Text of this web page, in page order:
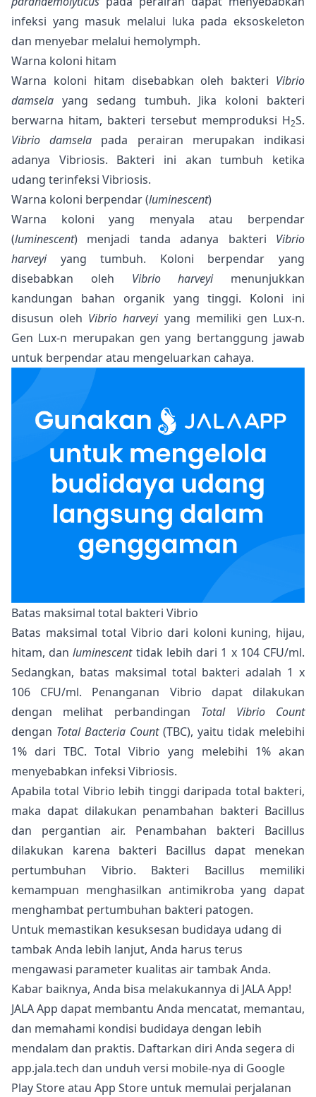
infeksi yang masuk melalui luka pada eksoskeleton
dan menyebar melalui hemolymph.
Warna koloni hitam
Warna koloni hitam disebabkan oleh bakteri Vibrio
damsela yang sedang tumbuh. Jika koloni bakteri
berwarna hitam, bakteri tersebut memproduksi H2S.
Vibrio damsela pada perairan merupakan indikasi
adanya Vibriosis. Bakteri ini akan tumbuh ketika
udang terinfeksi Vibriosis.
Warna koloni berpendar (luminescent)
Warna koloni yang menyala atau berpendar
(luminescent) menjadi tanda adanya bakteri Vibrio
harveyiyang tumbuh. Koloni berpendar yang
disebabkan oleh Vibrio harveyimenunjukkan
kandungan bahan organik yang tinggi. Koloni ini
disusun oleh Vibrio harveyiyang memiliki gen Lux-n.
Gen Lux-n merupakan gen yang bertanggung jawab
untuk berpendar atau mengeluarkan cahaya.
Batas maksimal total bakteri Vibrio
Batas maksimal total Vibrio dari koloni kuning, hijau,
hitam, danluminescenttidak lebih dari 1 x 104 CFU/ml.
Sedangkan, batas maksimal total bakteri adalah 1 x
106 CFU/ml. Penanganan Vibrio dapat dilakukan
dengan melihat perbandingan Total Vibrio Count
dengan Total Bacteria Count(TBC), yaitu tidak melebihi
1% dari TBC. Total Vibrio yang melebihi 1% akan
menyebabkan infeksi Vibriosis.
Apabila total Vibrio lebih tinggi daripada total bakteri,
maka dapat dilakukan penambahan bakteri Bacillus
dan pergantian air. Penambahan bakteri Bacillus
dilakukan karena bakteri Bacillus dapat menekan
pertumbuhan Vibrio. Bakteri Bacillus memiliki
kemampuan menghasilkan antimikroba yang dapat
menghambat pertumbuhan bakteri patogen.
Untuk memastikan kesuksesan budidaya udang di
tambak Anda lebih lanjut, Anda harus terus
mengawasi parameter kualitas air tambak Anda.
Kabar baiknya, Anda bisa melakukannya di JALA App!
JALA App dapat membantu Anda mencatat, memantau,
dan memahami kondisi budidaya dengan lebih
mendalam dan praktis. Daftarkan diri Anda segera di
app.jala.tech dan unduh versi mobile-nya di Google
Play Store atau App Store untuk memulai perjalanan